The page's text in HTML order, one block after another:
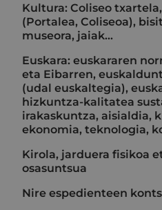
Kultura: Coliseo
(Portalea, Coliseoa),
museora, jaiak...
Euskara: euskararen
eta Eibarren,
(udal euskaltegia),
hizkuntza-kalitatea
irakaskuntza, aisialdia,
ekonomia, teknologia,
Kirola, jarduera fisikoa
osasuntsua
Nire espedienteen